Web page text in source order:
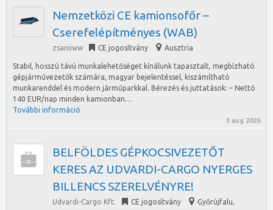
Nemzetközi CE kamionsofőr –
Cserefelépítményes (WAB)
zsaniiww CE jogosítvány Ausztria
Stabil, hosszú távú munkalehetőséget kínálunk tapasztalt, megbízható
gépjárművezetők számára, magyar bejelentéssel, kiszámítható
munkarenddel és modern járműparkkal. Bérezés és juttatások: – Nettó
140 EUR/nap minden kamionban…
További információ
3 aug 2026
BELFÖLDES GÉPKOCSIVEZETŐT
KERES AZ UDVARDI-CARGO NYERGES
BILLENCS SZERELVÉNYRE!
Udvardi-Cargo Kft. CE jogosítvány Győrújfalu,